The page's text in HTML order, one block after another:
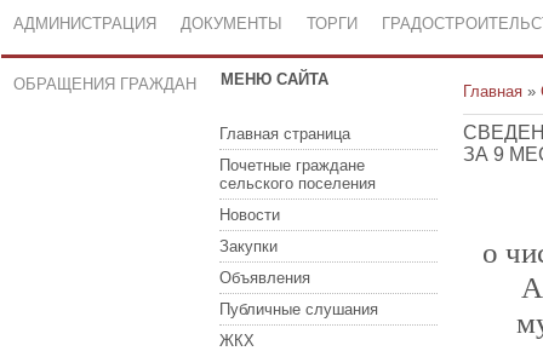
АДМИНИСТРАЦИЯ ДОКУМЕНТЫ ТОРГИ
ОБРАЩЕНИЯ ГРАЖДАН МЕНЮ САЙТА
Главная страница
Почетные граждане
сельского поселения
Новости
Закупки
Объявления
Публичные слушания
ЖКХ
Главная »
ЗА 9
о